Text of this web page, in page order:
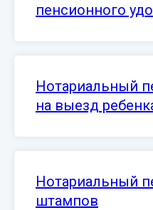
пенсионного
Нотариальный
на выезд
Нотариальный
штампов